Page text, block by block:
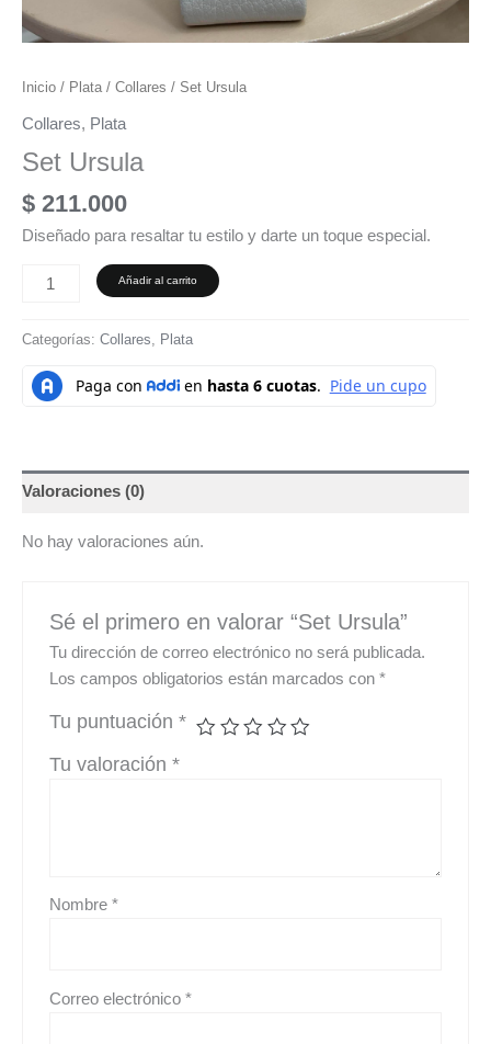
Inicio / Plata / Collares / Set Ursula
Collares, Plata
Set Ursula
$ 211.000
Diseñado para resaltar tu estilo y darte un toque especial.
Añadir al carrito
Categorías: Collares, Plata
Valoraciones (0)
No hay valoraciones aún.
Sé el primero en valorar “Set Ursula”
Tu dirección de correo electrónico no será publicada.
Los campos obligatorios están marcados con*
Tu puntuación*
Tu valoración*
Nombre*
Correo electrónico*